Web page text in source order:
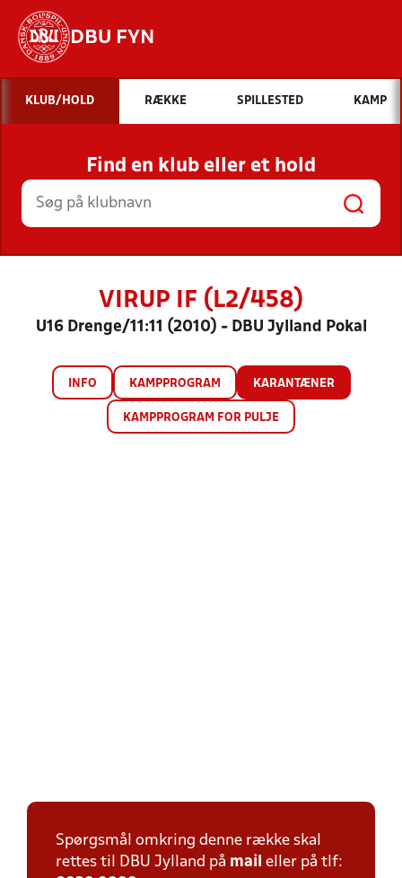
DBU FYN
Hvad vil du søge efter?
INDHOLD OG NYHEDER
STILLINGER, RESULTATER, KLUBBER OG
HOLD
KLUB/HOLD RÆKKE SPILLESTED KAMP
Find en klub eller et hold
VIRUP IF (L2/458)
U16 Drenge/11:11 (2010) - DBU Jylland Pokal
INFO KAMPPROGRAM KARANTÆNER
KAMPPROGRAM FOR PULJE
Spørgsmål omkring denne række skal
rettes til DBU Jylland på mail eller på tlf: